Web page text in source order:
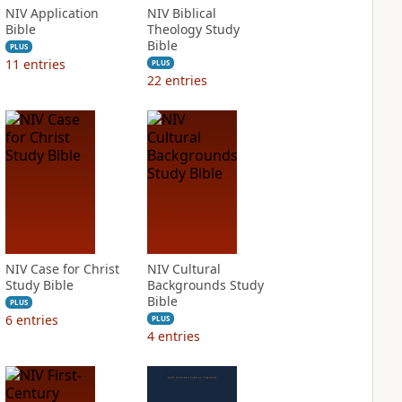
NIV Application
Bible
PLUS
11 entries
NIV Biblical
Theology Study
Bible
PLUS
22 entries
NIV Case for Christ
Study Bible
PLUS
6 entries
NIV Cultural
Backgrounds Study
Bible
PLUS
4 entries